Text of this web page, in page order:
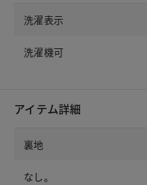
洗濯表示
洗濯機可
アイテム詳細
裏地
なし。